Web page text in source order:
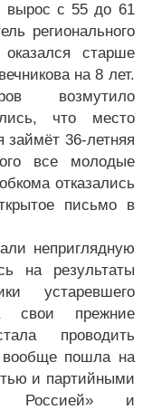
вырос с 55 до 61
регионального
старше
на 8 лет.
возмутило
что место
займёт 36-летняя
все молодые
отказались
письмо в
неприглядную
на результаты
устаревшего
свои прежние
проводить
вообще пошла на
и партийными
Россией» и